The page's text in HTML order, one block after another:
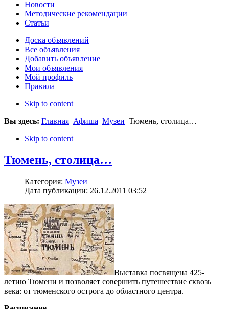
Новости
Методические рекомендации
Статьи
Доска объявлений
Все объявления
Добавить объявление
Мои объявления
Мой профиль
Правила
Skip to content
Вы здесь: Главная Афиша Музеи Тюмень, столица…
Skip to content
Тюмень, столица…
Категория: Музеи
Дата публикации: 26.12.2011 03:52
Выставка посвящена 425-
летию Тюмени и позволяет совершить путешествие сквозь
века: от тюменского острога до областного центра.